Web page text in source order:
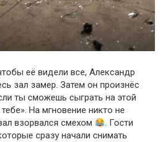
её видели все, Александр
зал замер. Затем он произнёс
ты сможешь сыграть на этой
На мгновение никто не
взорвался смехом
. Гости
сразу начали снимать